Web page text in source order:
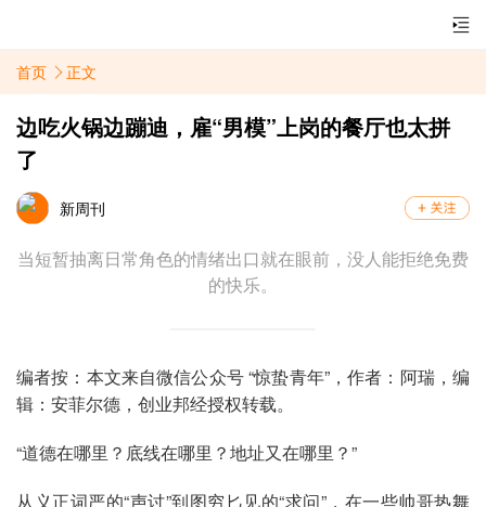
首页 正文
边吃火锅边蹦迪，雇“男模”上岗的餐厅也太拼
了
新周刊
当短暂抽离日常角色的情绪出口就在眼前，没人能拒绝免费
的快乐。
编者按：本文来自微信公众号 “惊蛰青年”，作者：阿瑞，编
辑：安菲尔德，创业邦经授权转载。
“道德在哪里？底线在哪里？地址又在哪里？”
从义正词严的“声讨”到图穷匕见的“求问”，在一些帅哥热舞